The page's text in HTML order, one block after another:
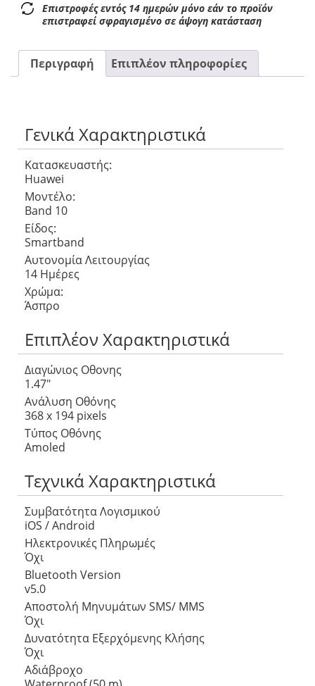
Επιστροφές εντός 14 ημερών μόνο εάν το προϊόν
επιστραφεί σφραγισμένο σε άψογη κατάσταση
Περιγραφή Επιπλέον πληροφορίες
Γενικά Χαρακτηριστικά
Κατασκευαστής:
Huawei
Μοντέλο:
Band 10
Είδος:
Smartband
Αυτονομία Λειτουργίας
14 Ημέρες
Χρώμα:
Άσπρο
Επιπλέον Χαρακτηριστικά
Διαγώνιος Οθονης
1.47″
Ανάλυση Οθόνης
368 x 194 pixels
Τύπος Οθόνης
Amoled
Τεχνικά Χαρακτηριστικά
Συμβατότητα Λογισμικού
iOS / Android
Ηλεκτρονικές Πληρωμές
Όχι
Bluetooth Version
v5.0
Αποστολή Μηνυμάτων SMS/ MMS
Όχι
Δυνατότητα Εξερχόμενης Κλήσης
Όχι
Αδιάβροχο